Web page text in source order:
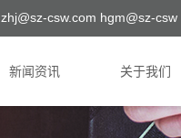
zhj@sz-csw.com hgm@sz-csw
新闻资讯 关于我们